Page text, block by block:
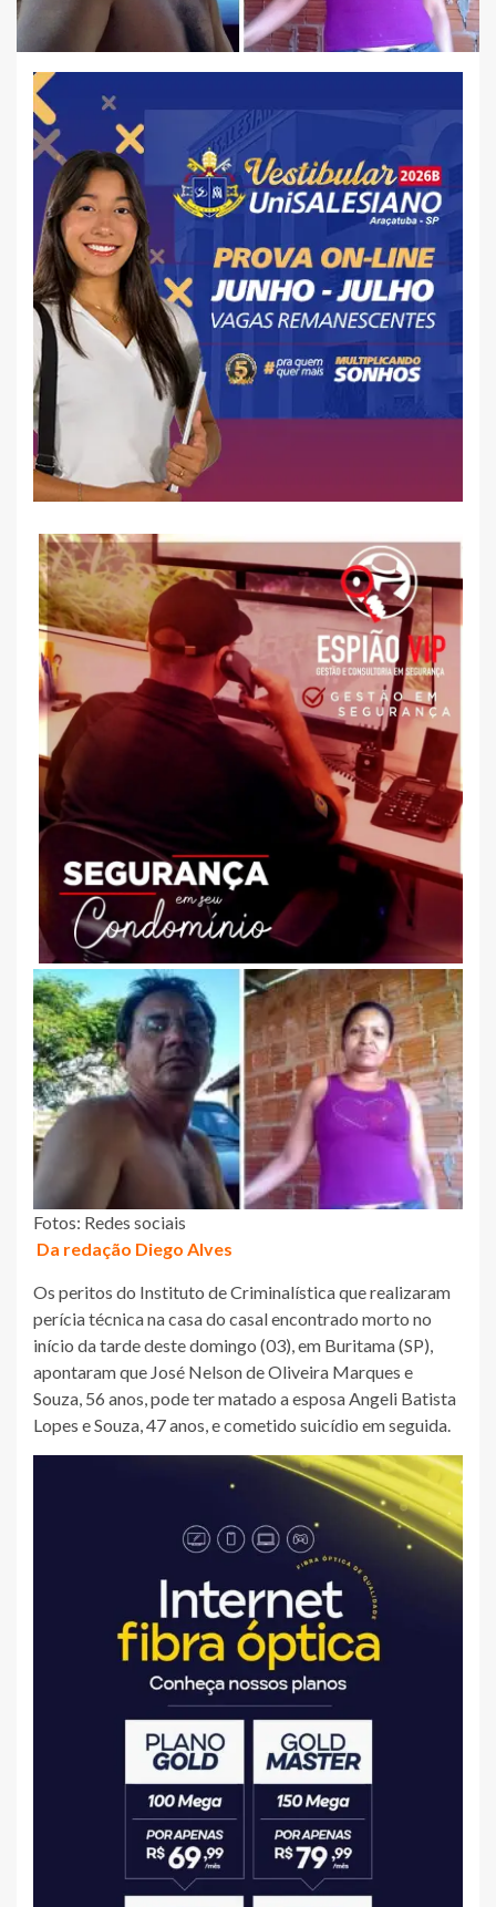
Fotos: Redes sociais
Da redação Diego Alves
Os peritos do Instituto de Criminalística que realizaram
perícia técnica na casa do casal encontrado morto no
início da tarde deste domingo (03), em Buritama (SP),
apontaram que José Nelson de Oliveira Marques e
Souza, 56 anos, pode ter matado a esposa Angeli Batista
Lopes e Souza, 47 anos, e cometido suicídio em seguida.